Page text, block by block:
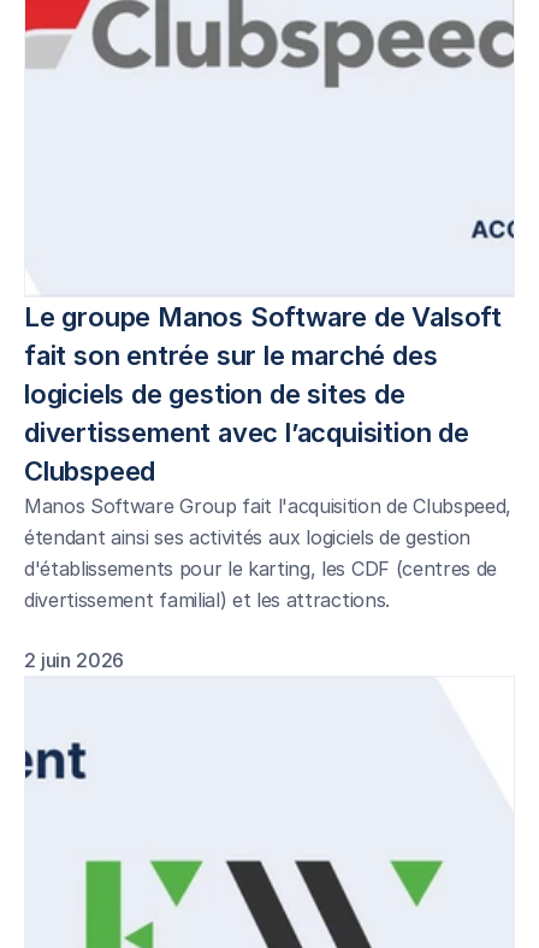
Le groupe Manos Software de Valsoft
fait son entrée sur le marché des
logiciels de gestion de sites de
divertissement avec l’acquisition de
Clubspeed
Manos Software Group fait l'acquisition de Clubspeed,
étendant ainsi ses activités aux logiciels de gestion
d'établissements pour le karting, les CDF (centres de
divertissement familial) et les attractions.
2 juin 2026